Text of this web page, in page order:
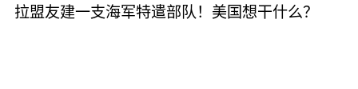
拉盟友建一支海军特遣部队！美国想干什么？